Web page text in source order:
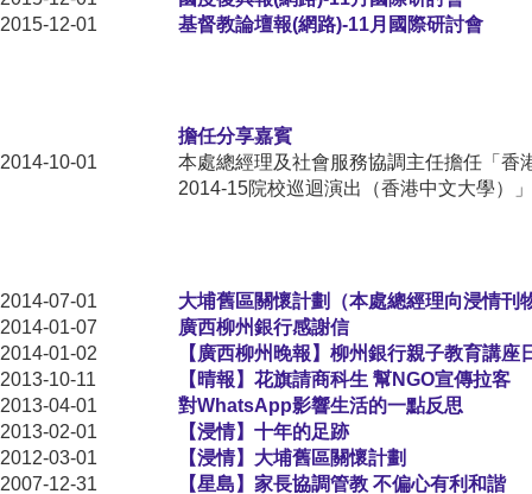
2015-12-01
基督教論壇報(網路)-11月國際研討會
2014-10-01
擔任分享嘉賓
本處總經理及社會服務協調主任擔任「香
2014-15院校巡迴演出（香港中文大學）
2014-07-01
大埔舊區關懷計劃（本處總經理向浸情刊
2014-01-07
廣西柳州銀行感謝信
2014-01-02
【廣西柳州晚報】柳州銀行親子教育講座
2013-10-11
【晴報】花旗請商科生 幫NGO宣傳拉客
2013-04-01
對WhatsApp影響生活的一點反思
2013-02-01
【浸情】十年的足跡
2012-03-01
【浸情】大埔舊區關懷計劃
2007-12-31
【星島】家長協調管教 不偏心有利和諧